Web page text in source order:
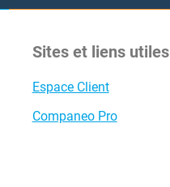
Sites et liens utiles
Espace Client
Companeo Pro